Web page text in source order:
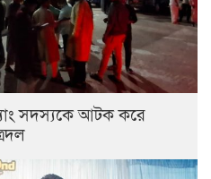
সদস্যকে আটক করে